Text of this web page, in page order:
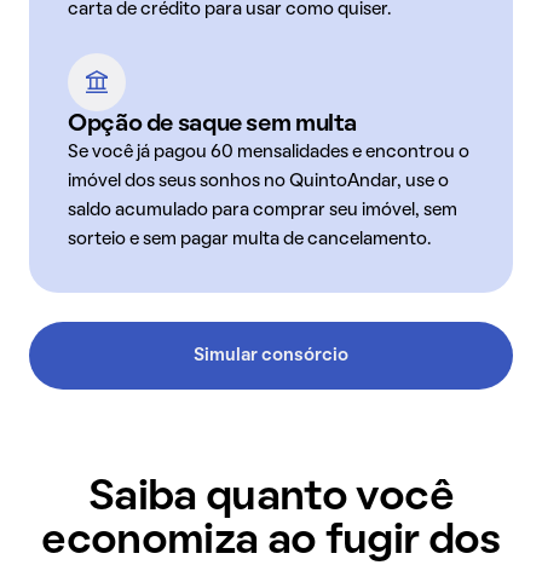
carta de crédito para usar como quiser.
Opção de saque sem multa
Se você já pagou 60 mensalidades e encontrou o
imóvel dos seus sonhos no QuintoAndar, use o
saldo acumulado para comprar seu imóvel, sem
sorteio e sem pagar multa de cancelamento.
Simular consórcio
Saiba quanto você
economiza ao fugir dos